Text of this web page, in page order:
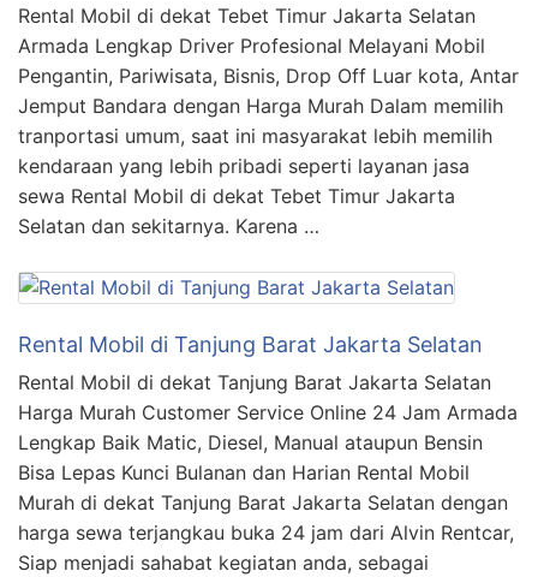
Rental Mobil di dekat Tebet Timur Jakarta Selatan
Armada Lengkap Driver Profesional Melayani Mobil
Pengantin, Pariwisata, Bisnis, Drop Off Luar kota, Antar
Jemput Bandara dengan Harga Murah Dalam memilih
tranportasi umum, saat ini masyarakat lebih memilih
kendaraan yang lebih pribadi seperti layanan jasa
sewa Rental Mobil di dekat Tebet Timur Jakarta
Selatan dan sekitarnya. Karena …
Rental Mobil di Tanjung Barat Jakarta Selatan
Rental Mobil di dekat Tanjung Barat Jakarta Selatan
Harga Murah Customer Service Online 24 Jam Armada
Lengkap Baik Matic, Diesel, Manual ataupun Bensin
Bisa Lepas Kunci Bulanan dan Harian Rental Mobil
Murah di dekat Tanjung Barat Jakarta Selatan dengan
harga sewa terjangkau buka 24 jam dari Alvin Rentcar,
Siap menjadi sahabat kegiatan anda, sebagai